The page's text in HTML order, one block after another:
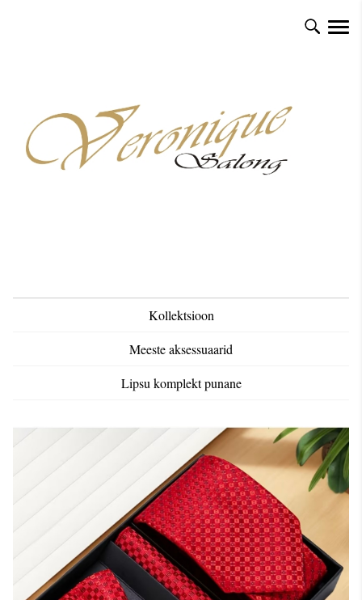
Kollektsioon
Meeste aksessuaarid
Lipsu komplekt punane